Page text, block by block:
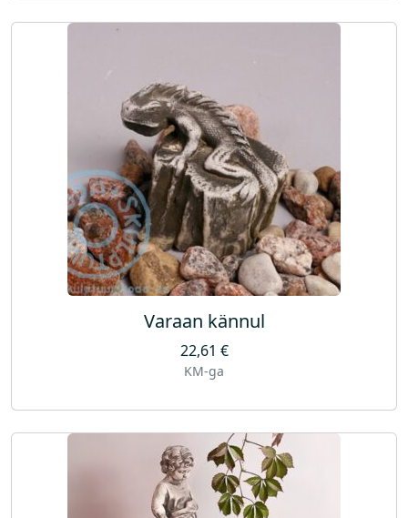
Varaan kännul
22,61 €
KM-ga